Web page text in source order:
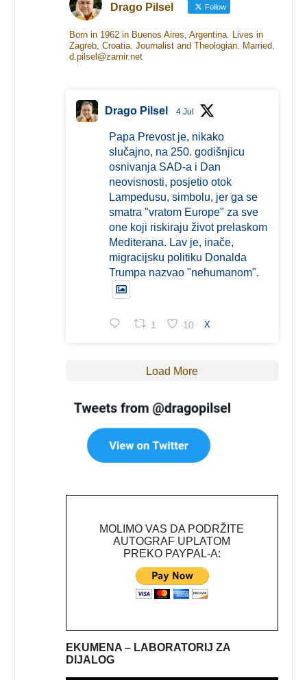
Drago Pilsel Follow
Born in 1962 in Buenos Aires, Argentina. Lives in
Zagreb, Croatia. Journalist and Theologian. Married.
d.pilsel@zamir.net
Drago Pilsel 4 Jul
Papa Prevost je, nikako
slučajno, na 250. godišnjicu
osnivanja SAD-a i Dan
neovisnosti, posjetio otok
Lampedusu, simbolu, jer ga se
smatra "vratom Europe" za sve
one koji riskiraju život prelaskom
Mediterana. Lav je, inače,
migracijsku politiku Donalda
Trumpa nazvao "nehumanom".
1 10 X
Load More
MOLIMO VAS DA PODRŽITE
AUTOGRAF UPLATOM
PREKO PAYPAL-A:
EKUMENA – LABORATORIJ ZA
DIJALOG